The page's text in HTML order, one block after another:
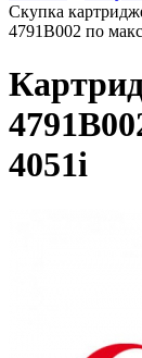
Скупка
4791B002 по
4051i